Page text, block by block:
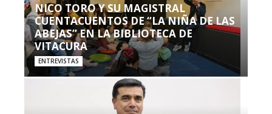
NICO TORO Y SU MAGISTRAL
CUENTACUENTOS DE “LA NIÑA DE LAS
ABEJAS” EN LA BIBLIOTECA DE
VITACURA
ENTREVISTAS